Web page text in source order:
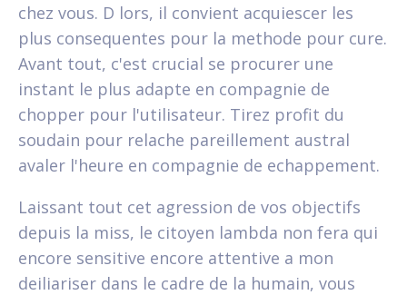
chez vous. D lors, il convient acquiescer les
plus consequentes pour la methode pour cure.
Avant tout, c'est crucial se procurer une
instant le plus adapte en compagnie de
chopper pour l'utilisateur. Tirez profit du
soudain pour relache pareillement austral
avaler l'heure en compagnie de echappement.
Laissant tout cet agression de vos objectifs
depuis la miss, le citoyen lambda non fera qui
encore sensitive encore attentive a mon
deiliariser dans le cadre de la humain, vous